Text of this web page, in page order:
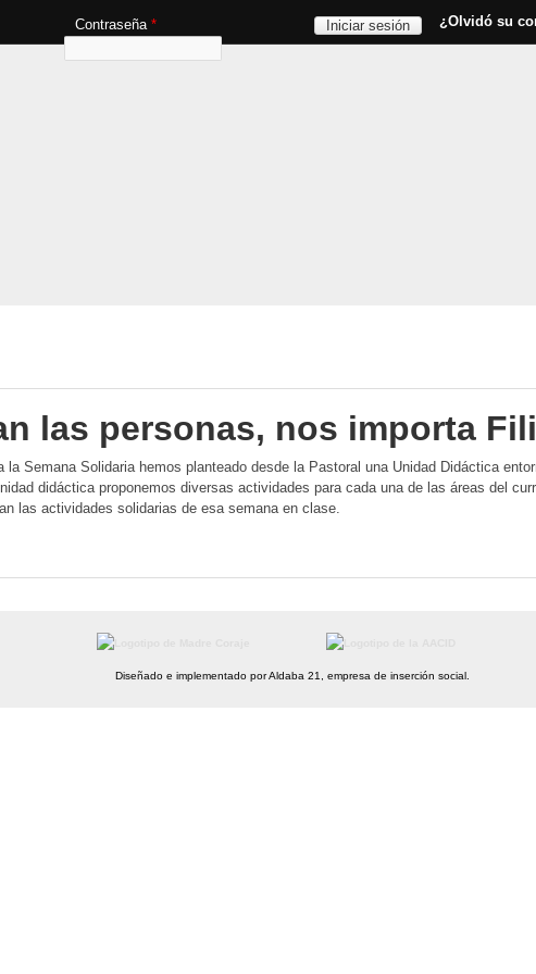
Contraseña * ¿Olvidó su
las personas, nos importa
la Semana Solidaria hemos planteado desde la Pastoral una Unidad Didáctica
didáctica proponemos diversas actividades para cada una de las áreas del
las actividades solidarias de esa semana en clase.
Diseñado e implementado por Aldaba 21, empresa de inserción social.